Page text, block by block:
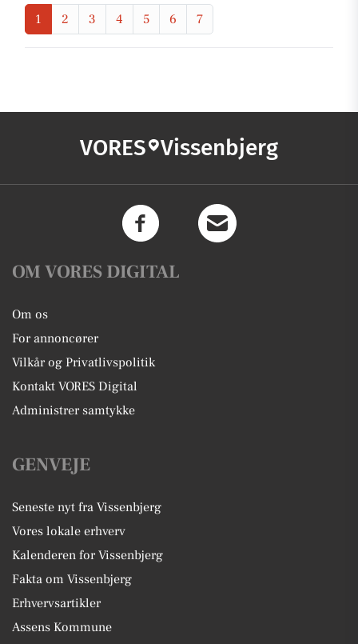
1 2 3 4 5 6 7
VORES Vissenbjerg
OM VORES DIGITAL
Om os
For annoncører
Vilkår og Privatlivspolitik
Kontakt VORES Digital
Administrer samtykke
GENVEJE
Seneste nyt fra Vissenbjerg
Vores lokale erhverv
Kalenderen for Vissenbjerg
Fakta om Vissenbjerg
Erhvervsartikler
Assens Kommune